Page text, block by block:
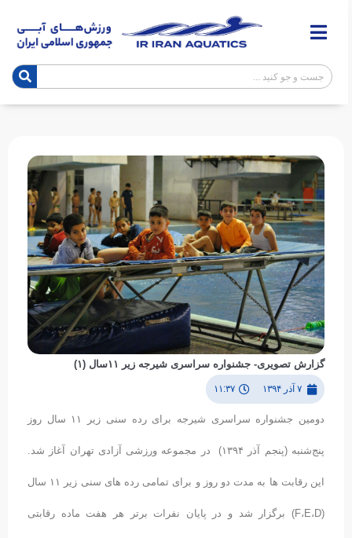
گزارش تصویری- جشنواره سراسری شیرجه زیر ۱۱سال (۱)
۷ آذر ۱۳۹۴ ۱۱:۳۷
دومین جشنواره سراسری شیرجه برای رده سنی زیر ۱۱ سال روز
پنج‌شنبه (پنجم آذر ۱۳۹۴) در مجموعه ورزشی آزادی تهران آغاز شد.
این رقابت ها به مدت دو روز و برای تمامی رده های سنی زیر ۱۱ سال
(F،E،D) برگزار شد و در پایان نفرات برتر هر هفت ماده رقابتی